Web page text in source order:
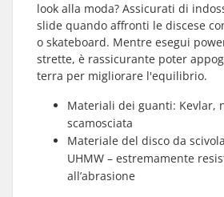
look alla moda? Assicurati di
slide quando affronti le discese
o skateboard. Mentre esegui
strette, è rassicurante poter
terra per migliorare l'equilibrio.
Materiali dei guanti: Kevlar,
scamosciata
Materiale del disco da
UHMW – estremamente
all’abrasione